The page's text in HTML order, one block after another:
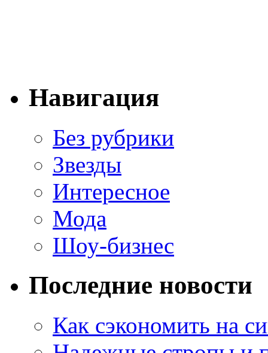
Навигация
Без рубрики
Звезды
Интересное
Мода
Шоу-бизнес
Последние новости
Как сэкономить на